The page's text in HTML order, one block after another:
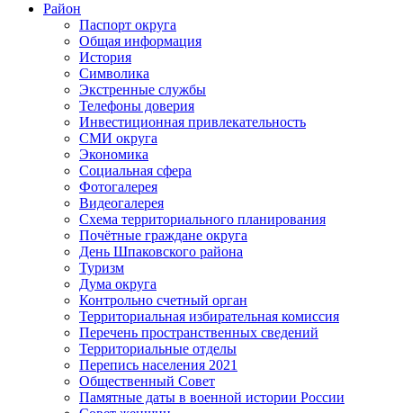
Район
Паспорт округа
Общая информация
История
Символика
Экстренные службы
Телефоны доверия
Инвестиционная привлекательность
СМИ округа
Экономика
Социальная сфера
Фотогалерея
Видеогалерея
Схема территориального планирования
Почётные граждане округа
День Шпаковского района
Туризм
Дума округа
Контрольно счетный орган
Территориальная избирательная комиссия
Перечень пространственных сведений
Территориальные отделы
Перепись населения 2021
Общественный Совет
Памятные даты в военной истории России